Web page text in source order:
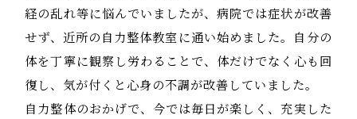
経の乱れ等に悩んでいましたが、病院では症状が改善
せず、近所の自力整体教室に通い始めました。自分の
体を丁寧に観察し労わることで、体だけでなく心も回
復し、気が付くと心身の不調が改善していました。
自力整体のおかげで、今では毎日が楽しく、充実した